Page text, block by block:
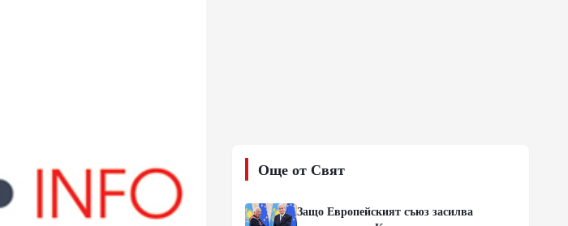
Още от Свят
Защо Европейският съюз засилва